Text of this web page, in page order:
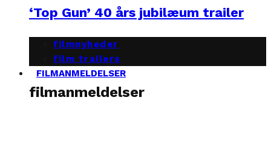
‘Top Gun’ 40 års jubilæum trailer
filmnyheder
film trailers
FILMANMELDELSER
filmanmeldelser